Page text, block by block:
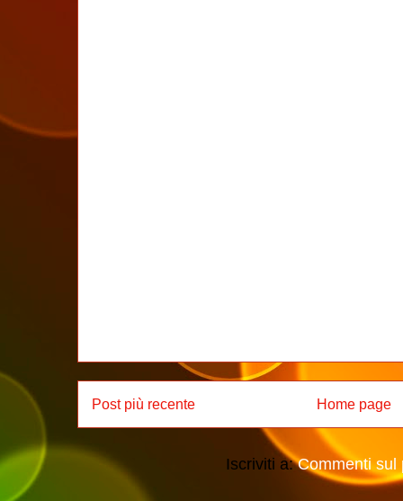
Post più recente Home page
Iscriviti a:Commenti sul